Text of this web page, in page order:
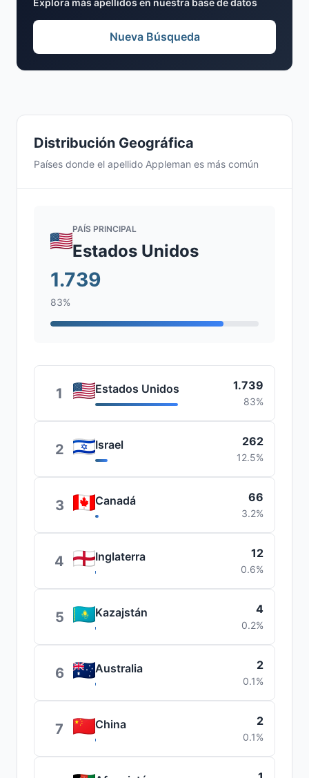
Distribución Geográfica
Países donde el apellido Appleman es más común
PAÍS PRINCIPAL
Estados Unidos
1.739
83%
1 Estados Unidos 1.739
83%
2 Israel 262
12.5%
3 Canadá 66
3.2%
4 Inglaterra 12
0.6%
5 Kazajstán 4
0.2%
6 Australia 2
0.1%
7 China 2
0.1%
Explora más apellidos en nuestra base de datos
Nueva Búsqueda